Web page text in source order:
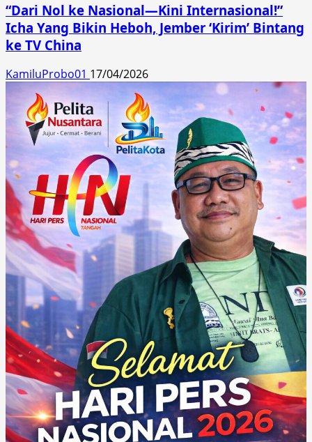
“Dari Nol ke Nasional—Kini Internasional!”
Icha Yang Bikin Heboh, Jember ‘Kirim’ Bintang
ke TV China
KamiluProbo01 17/04/2026